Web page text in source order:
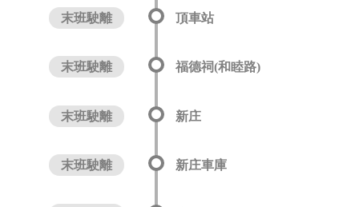
末班駛離 頂車站
末班駛離 福德祠(和睦路)
末班駛離 新庄
末班駛離 新庄車庫